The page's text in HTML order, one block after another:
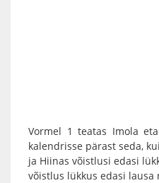
Vormel 1 teatas Imola
kalendrisse pärast seda,
ja Hiinas võistlusi edasi
võistlus lükkus edasi lausa